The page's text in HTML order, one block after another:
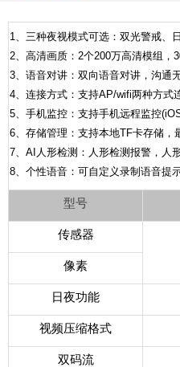
1、三种夜视模式可选：双光警戒、
2、高清画质：2个200万高清模组，
3、语音对讲：双向语音对讲，沟通
4、连接方式：支持AP/wifi两种方式
5、手机监控：支持手机远程监控
6、存储管理：支持本地TF卡存储，
7、AI人形检测：人形检测报警，人
8、个性语音：可自定义录制语音提
型号
传感器
像素
日夜功能
视频压缩格式
双码流